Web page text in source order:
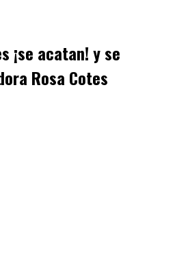
¡se acatan! y se
Rosa Cotes